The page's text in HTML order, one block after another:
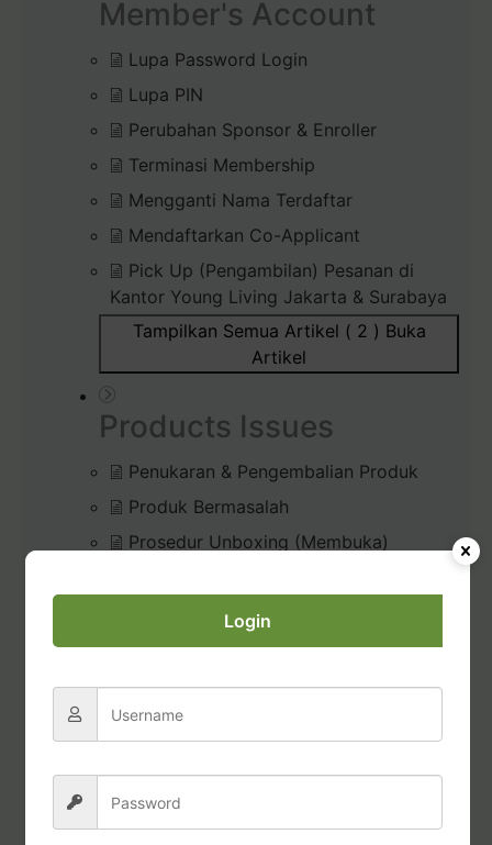
Member's Account
Lupa Password Login
Lupa PIN
Perubahan Sponsor & Enroller
Terminasi Membership
Mengganti Nama Terdaftar
Mendaftarkan Co-Applicant
Pick Up (Pengambilan) Pesanan di
Kantor Young Living Jakarta & Surabaya
Tampilkan Semua Artikel ( 2 ) Buka
Artikel
Products Issues
Penukaran & Pengembalian Produk
Produk Bermasalah
Prosedur Unboxing (Membuka)
Pembayaran Bonus Komisi
Login